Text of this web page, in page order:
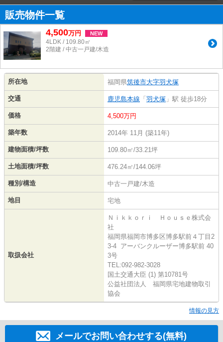
販売物件一覧
4,500万円 NEW
4LDK / 109.80㎡
2階建 / 中古一戸建/木造
所在地 福岡県筑後市大字羽犬塚
交通 鹿児島本線 「 羽犬塚 」駅 徒歩18分
価格 4,500万円
築年数 2014年 11月 (築11年)
建物面積/坪数 109.80㎡/33.21坪
土地面積/坪数 476.24㎡/144.06坪
種別/構造 中古一戸建/木造
地目 宅地
取扱会社
Ｎｉｋｋｏｒｉ Ｈｏｕｓｅ株式会
社
福岡県福岡市博多区博多駅前４丁目2
3-4 アーバンクルーザー博多駅前 40
3号
TEL:092-982-3028
国土交通大臣 (1) 第10781号
公益社団法人 福岡県宅地建物取引
協会
情報の見方
メールでお問い合わせする(無料)